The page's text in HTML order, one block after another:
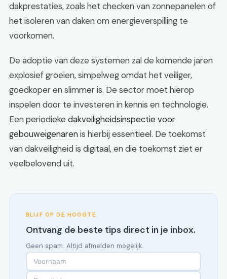
dakprestaties, zoals het checken van zonnepanelen of
het isoleren van daken om energieverspilling te
voorkomen.
De adoptie van deze systemen zal de komende jaren
explosief groeien, simpelweg omdat het veiliger,
goedkoper en slimmer is. De sector moet hierop
inspelen door te investeren in kennis en technologie.
Een periodieke dakveiligheidsinspectie voor
gebouweigenarenis hierbij essentieel. De toekomst
van dakveiligheid is digitaal, en die toekomst ziet er
veelbelovend uit.
BLIJF OP DE HOOGTE
Ontvang de beste tips direct in je inbox.
Geen spam. Altijd afmelden mogelijk.